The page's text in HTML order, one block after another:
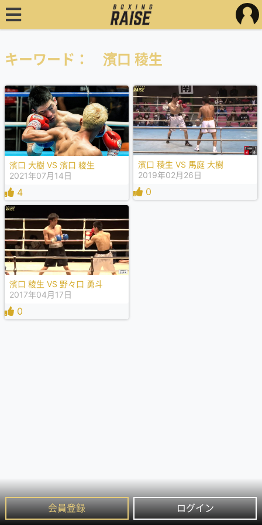
会員登録 ログイン
キーワード： 濱口 稜生
濱口 大樹 VS 濱口 稜生
2021年07月14日
4
濱口 稜生 VS 馬庭 大樹
2019年02月26日
0
濱口 稜生 VS 野々口 勇斗
2017年04月17日
0